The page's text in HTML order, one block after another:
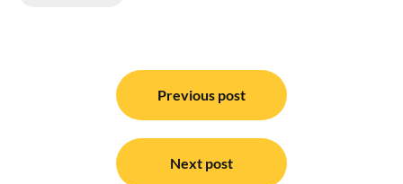
navigation
Previous post
Next post